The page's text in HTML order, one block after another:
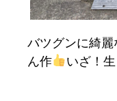
バツグンに綺
ん作
いざ！